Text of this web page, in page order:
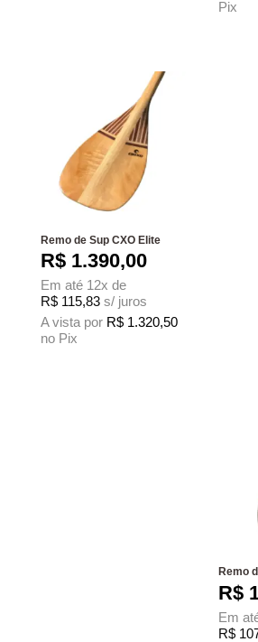
Pix
Remo de Sup CXO Elite
R$ 1.390,00
Em até 12x de
R$ 115,83 s/ juros
A vista por R$ 1.320,50
no Pix
Remo
R$
Em
R$